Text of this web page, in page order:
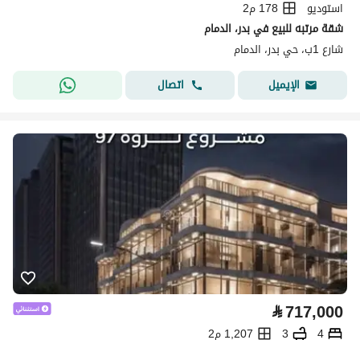
استوديو
178 م2
شقة مرتبه للبيع في بدر، الدمام
شارع 1ب، حي بدر، الدمام
الإيميل
اتصال
⃁717,000
4
3
1,207 م2